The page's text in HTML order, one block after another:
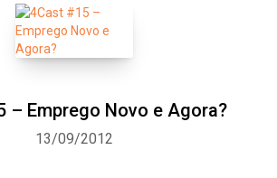
– Emprego Novo e Agora?
13/09/2012